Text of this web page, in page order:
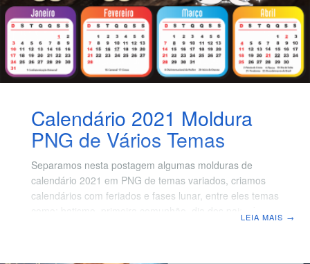
Calendário 2021 Moldura
PNG de Vários Temas
Separamos nesta postagem algumas molduras de
calendário 2021 em PNG de temas variados, criamos
calendários com feriados e fases lunar, entre eles temas
LEIA MAIS →